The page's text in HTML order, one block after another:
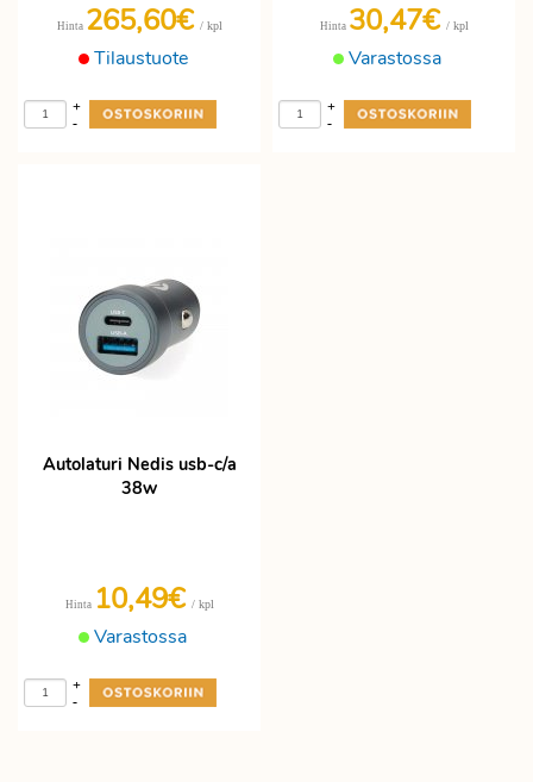
Tilaustuote
Hinta 265,60€ / kpl
-
+
Varastossa
Hinta 30,47€ / kpl
-
+
Autolaturi Nedis usb-c/a
38w
Varastossa
Hinta 10,49€ / kpl
-
+